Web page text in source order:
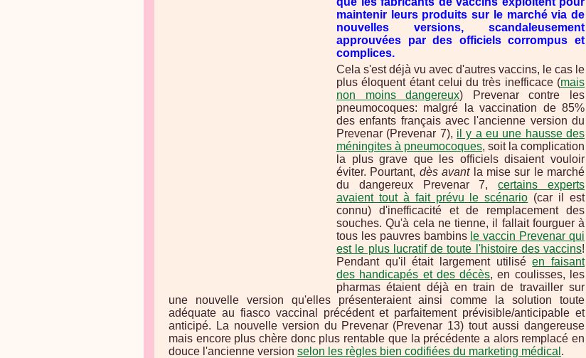
maintenir leurs produits sur le marché via de
nouvelles versions, scandaleusement
approuvées par des officiels corrompus et
complices.
Cela s'est déjà vu avec d'autres vaccins, le cas le
plus éloquent étant celui du très inefficace (mais
non moins dangereux) Prevenar contre les
pneumocoques: malgré la vaccination de 85%
des enfants français avec l'ancienne version du
Prevenar (Prevenar 7), il y a eu une hausse des
méningites à pneumocoques, soit la complication
la plus grave que les officiels disaient vouloir
éviter. Pourtant, dès avantla mise sur le marché
du dangereux Prevenar 7,certains experts
avaient tout à fait prévu le scénario (car il est
connu) d'inefficacité et de remplacement des
souches. Qu'à cela ne tienne, il fallait fourguer à
tous les pauvres bambins le vaccin Prevenar qui
est le plus lucratif de toute l'histoire des vaccins!
Pendant qu'il était largement utiliséen faisant
des handicapés et des décès, en coulisses, les
pharmas étaient déjà en train de travailler sur
une nouvelle version qu'elles présenteraient ainsi comme la solution toute
adéquate au fiasco vaccinal précédent et parfaitement prévisible/anticipable et
anticipé. La nouvelle version du Prevenar (Prevenar 13) tout aussi dangereuse
mais encore plus chère donc plus rentable que la précédente a alors remplacé en
douce l'ancienne version selon les règles bien codifiées du marketing médical .